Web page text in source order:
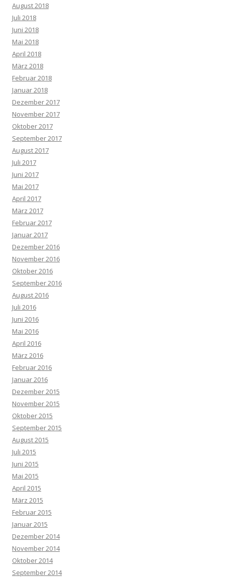
August 2018
Juli 2018
Juni 2018
Mai 2018
April 2018
März 2018
Februar 2018
Januar 2018
Dezember 2017
November 2017
Oktober 2017
September 2017
August 2017
Juli 2017
Juni 2017
Mai 2017
April 2017
März 2017
Februar 2017
Januar 2017
Dezember 2016
November 2016
Oktober 2016
September 2016
August 2016
Juli 2016
Juni 2016
Mai 2016
April 2016
März 2016
Februar 2016
Januar 2016
Dezember 2015
November 2015
Oktober 2015
September 2015
August 2015
Juli 2015
Juni 2015
Mai 2015
April 2015
März 2015
Februar 2015
Januar 2015
Dezember 2014
November 2014
Oktober 2014
September 2014